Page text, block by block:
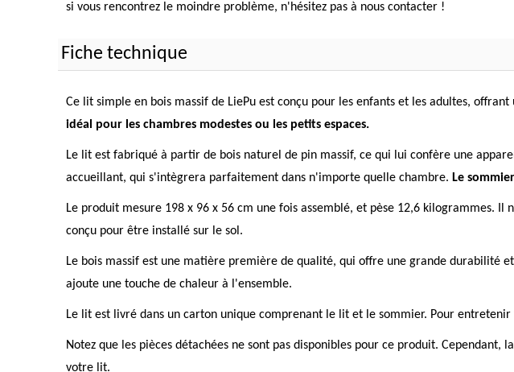
si vous rencontrez le moindre problème, n'hésitez pas à nous contacter !
Fiche technique
Ce lit simple en bois massif de LiePu est conçu pour les enfants et les adultes,
idéal pour les chambres modestes ou les petits espaces.
Le lit est fabriqué à partir de bois naturel de pin massif, ce qui lui confère une
accueillant, qui s'intègrera parfaitement dans n'importe quelle chambre. Le
Le produit mesure 198 x 96 x 56 cm une fois assemblé, et pèse 12,6 kilogrammes.
conçu pour être installé sur le sol.
Le bois massif est une matière première de qualité, qui offre une grande durabilité
ajoute une touche de chaleur à l'ensemble.
Le lit est livré dans un carton unique comprenant le lit et le sommier. Pour
Notez que les pièces détachées ne sont pas disponibles pour ce produit.
votre lit.